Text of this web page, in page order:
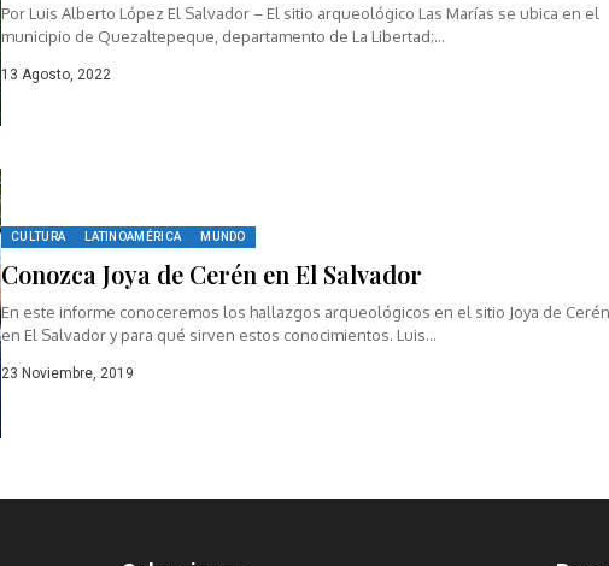
Por Luis Alberto López El Salvador – El sitio arqueológico Las Marías se ubica en el
municipio de Quezaltepeque, departamento de La Libertad;...
13 Agosto, 2022
CULTURA LATINOAMÉRICA MUNDO
Conozca Joya de Cerén en El Salvador
En este informe conoceremos los hallazgos arqueológicos en el sitio Joya de Cerén
en El Salvador y para qué sirven estos conocimientos. Luis...
23 Noviembre, 2019